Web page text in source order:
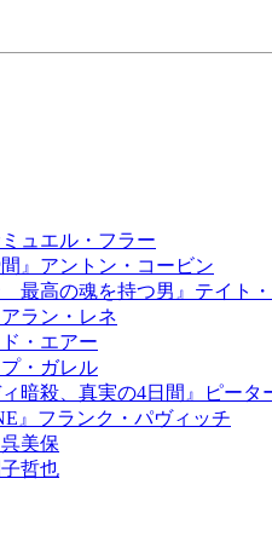
ュエル・フラー
』アントン・コービン
最高の魂を持つ男』テイト
ラン・レネ
・エアー
・ガレル
暗殺、真実の4日間』ピータ
』フランク・パヴィッチ
美保
哲也